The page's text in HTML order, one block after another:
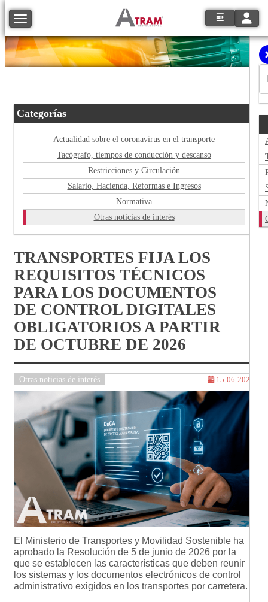
Toggle navigation
Categorías
Actualidad sobre el coronavirus en el transporte
Tacógrafo, tiempos de conducción y descanso
Restricciones y Circulación
Salario, Hacienda, Reformas e Ingresos
Normativa
Otras noticias de interés
TRANSPORTES FIJA LOS
REQUISITOS TÉCNICOS
PARA LOS DOCUMENTOS
DE CONTROL DIGITALES
OBLIGATORIOS A PARTIR
DE OCTUBRE DE 2026
Otras noticias de interés 15-06-2026
El Ministerio de Transportes y Movilidad Sostenible ha
aprobado la Resolución de 5 de junio de 2026 por la
que se establecen las características que deben reunir
los sistemas y los documentos electrónicos de control
administrativo exigidos en los transportes por carretera.